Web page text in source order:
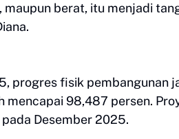
maupun berat, itu menjadi
progres fisik pembangunan
mencapai 98,487 persen.
Desember 2025.